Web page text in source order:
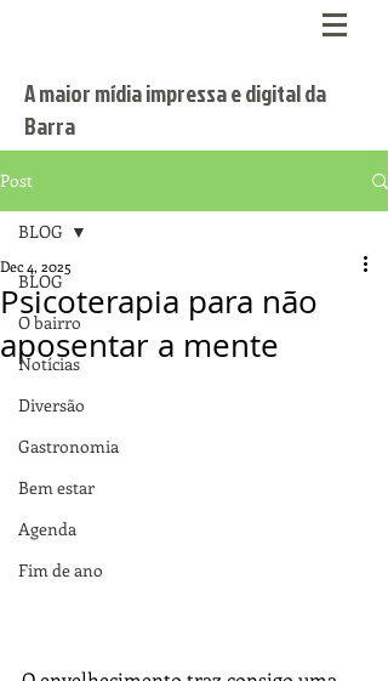
A maior mídia impressa e digital da
Barra
Post
BLOG
O bairro
Notícias
Diversão
Gastronomia
Bem estar
Agenda
Fim de ano
BLOG
Psicoterapia para não
aposentar a mente
Dec 4, 2025